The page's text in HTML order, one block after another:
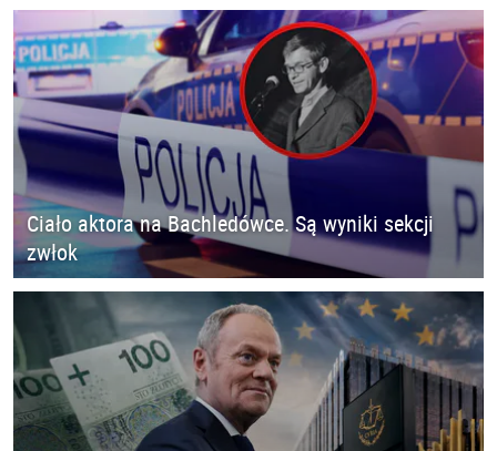
Ciało aktora na Bachledówce. Są wyniki sekcji
zwłok